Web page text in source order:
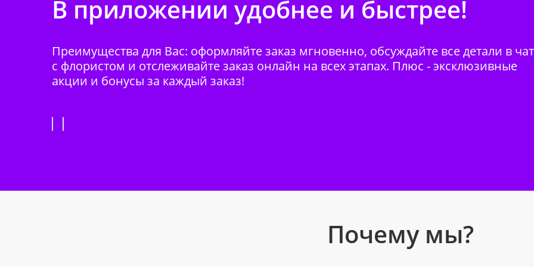
В приложении удобнее и быстрее!
Преимущества для Вас: оформляйте заказ мгновенно, обсуждайте все детали в
с флористом и отслеживайте заказ онлайн на всех этапах. Плюс - эксклюзивные
акции и бонусы за каждый заказ!
Почему мы?